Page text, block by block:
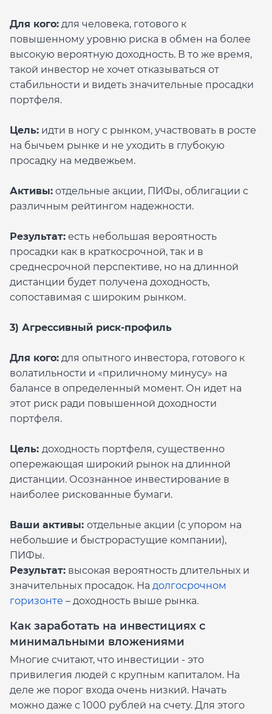
Для кого: для человека, готового к
повышенному уровню риска в обмен на более
высокую вероятную доходность. В то же время,
такой инвестор не хочет отказываться от
стабильности и видеть значительные просадки
портфеля.
Цель: идти в ногу с рынком, участвовать в росте
на бычьем рынке и не уходить в глубокую
просадку на медвежьем.
Активы: отдельные акции, ПИФы, облигации с
различным рейтингом надежности.
Результат: есть небольшая вероятность
просадки как в краткосрочной, так и в
среднесрочной перспективе, но на длинной
дистанции будет получена доходность,
сопоставимая с широким рынком.
3) Агрессивный риск-профиль
Для кого: для опытного инвестора, готового к
волатильности и «приличному минусу» на
балансе в определенный момент. Он идет на
этот риск ради повышенной доходности
портфеля.
Цель: доходность портфеля, существенно
опережающая широкий рынок на длинной
дистанции. Осознанное инвестирование в
наиболее рискованные бумаги.
Ваши активы: отдельные акции (с упором на
небольшие и быстрорастущие компании),
ПИФы.
Результат: высокая вероятность длительных и
значительных просадок. На долгосрочном
горизонте – доходность выше рынка.
Как заработать на инвестициях с
минимальными вложениями
Многие считают, что инвестиции - это
привилегия людей с крупным капиталом. На
деле же порог входа очень низкий. Начать
можно даже с 1000 рублей на счету. Для этого